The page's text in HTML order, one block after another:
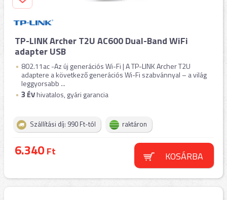
TP-LINK Archer T2U AC600 Dual-Band WiFi
adapter USB
802.11ac -Az új generációs Wi-Fi | A TP-LINK Archer T2U
adaptere a következő generációs Wi-Fi szabvánnyal – a világ
leggyorsabb ...
3 ÉVhivatalos, gyári garancia
Szállítási díj: 990 Ft-tól raktáron
6.340Ft KOSÁRBA